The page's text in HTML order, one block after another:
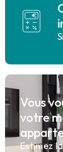
Vous
votre
Estimez